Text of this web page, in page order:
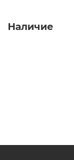
Наличие